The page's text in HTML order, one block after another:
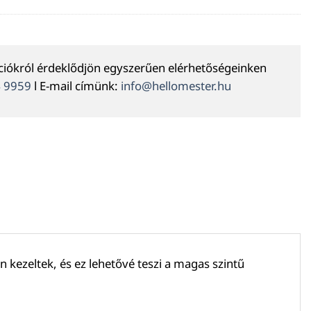
érdeklődjön egyszerűen elérhetőségeinken
9959 l E-mail címünk: info@hellomester.hu
és ez lehetővé teszi a magas szintű